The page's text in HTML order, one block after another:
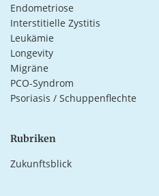
Endometriose
Interstitielle Zystitis
Leukämie
Longevity
Migräne
PCO-Syndrom
Psoriasis / Schuppenflechte
Rubriken
Zukunftsblick